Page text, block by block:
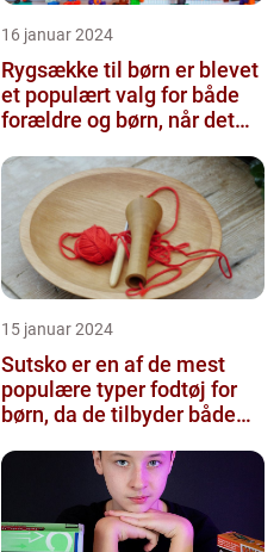
16 januar 2024
Rygsække til børn er blevet
et populært valg for både
forældre og børn, når det
15 januar 2024
Sutsko er en af de mest
populære typer fodtøj for
børn, da de tilbyder både